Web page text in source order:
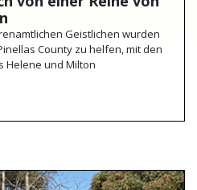
Geistlichen wurden
County zu helfen, mit den
Helene und Milton